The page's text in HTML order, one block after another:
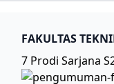
FAKULTAS
7 Prodi Sarjana